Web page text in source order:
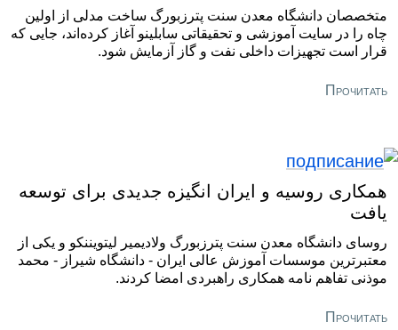
متخصصان دانشگاه معدن سنت پترزبورگ ساخت مدلی از اولین
چاه را در سایت آموزشی و تحقیقاتی سابلینو آغاز کرده‌اند، جایی که
قرار است تجهیزات داخلی نفت و گاز آزمایش شود.
Прочитать
همکاری روسیه و ایران انگیزه جدیدی برای توسعه
یافت
روسای دانشگاه معدن سنت پترزبورگ ولادیمیر لیتویننکو و یکی از
معتبرترین موسسات آموزش عالی ایران - دانشگاه شیراز - محمد
موذنی تفاهم نامه همکاری راهبردی امضا کردند.
Прочитать